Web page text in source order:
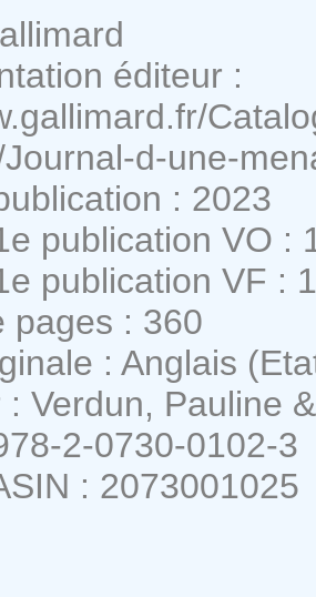
éditeur :
d-une-
: 2023
publication VO :
publication VF :
pages : 360
: Anglais
Verdun, Pauline
2-0730-0102-3
: 2073001025